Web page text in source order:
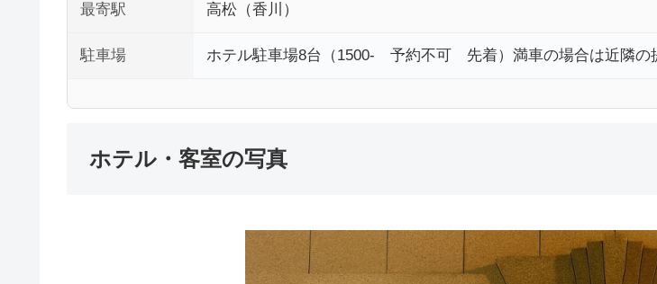
最寄駅 高松（香川）
駐車場 ホテル駐車場8台（1500- 予約不可 先着）満車の場合は近隣の
ホテル・客室の写真